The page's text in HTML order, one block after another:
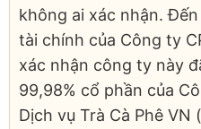
không ai xác nhận.
tài chính của Công ty
xác nhận công ty này
99,98% cổ phần của
Dịch vụ Trà Cà Phê VN